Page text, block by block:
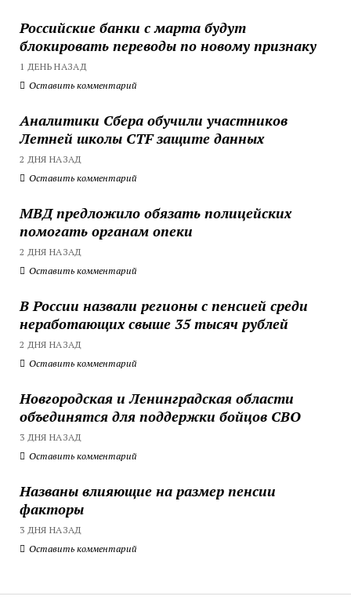
Российские банки с марта будут
блокировать переводы по новому признаку
1 ДЕНЬ НАЗАД
Оставить комментарий
Аналитики Сбера обучили участников
Летней школы CTF защите данных
2 ДНЯ НАЗАД
Оставить комментарий
МВД предложило обязать полицейских
помогать органам опеки
2 ДНЯ НАЗАД
Оставить комментарий
В России назвали регионы с пенсией среди
неработающих свыше 35 тысяч рублей
2 ДНЯ НАЗАД
Оставить комментарий
Новгородская и Ленинградская области
объединятся для поддержки бойцов СВО
3 ДНЯ НАЗАД
Оставить комментарий
Названы влияющие на размер пенсии
факторы
3 ДНЯ НАЗАД
Оставить комментарий